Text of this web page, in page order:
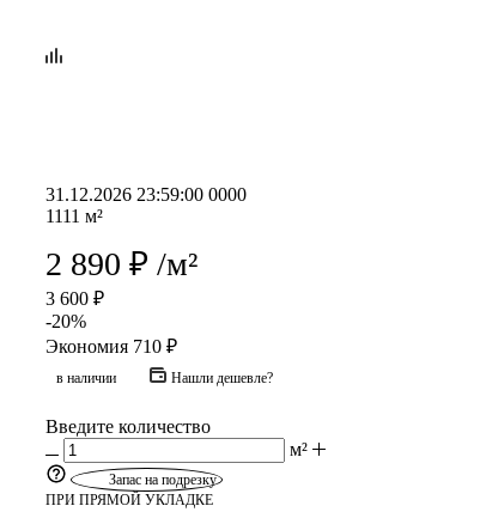
31.12.2026 23:59:00 0000
1111 м²
2 890 ₽ /м²
3 600 ₽
-20%
Экономия 710 ₽
в наличии Нашли дешевле?
Введите количество
м²
Запас на подрезку
ПРИ ПРЯМОЙ УКЛАДКЕ